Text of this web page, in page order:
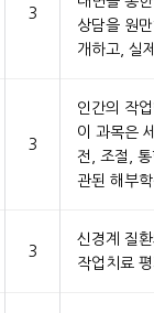
3
상담을 원
개하고, 실
3
인간의 작
이 과목은
전, 조절,
관된 해부
3
신경계 질
작업치료